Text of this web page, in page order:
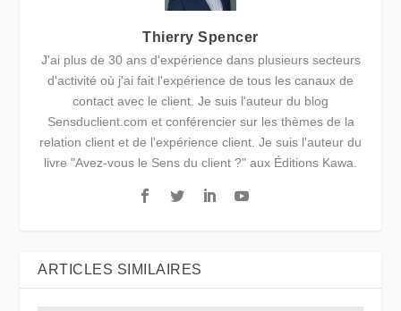
Thierry Spencer
J'ai plus de 30 ans d'expérience dans plusieurs secteurs
d'activité où j'ai fait l'expérience de tous les canaux de
contact avec le client. Je suis l'auteur du blog
Sensduclient.com et conférencier sur les thèmes de la
relation client et de l'expérience client. Je suis l'auteur du
livre "Avez-vous le Sens du client ?" aux Éditions Kawa.
ARTICLES SIMILAIRES